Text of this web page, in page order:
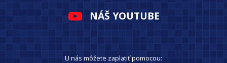
NÁŠ YOUTUBE
U nás môžete zaplatiť pomocou: